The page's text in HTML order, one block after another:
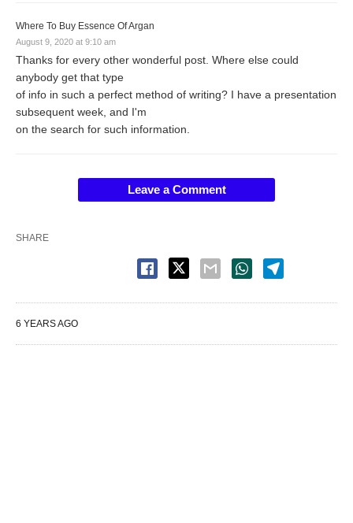
Where To Buy Essence Of Argan
August 9, 2020 at 9:10 am
Thanks for every other wonderful post. Where else could
anybody get that type
of info in such a perfect method of writing? I have a presentation
subsequent week, and I'm
on the search for such information.
Leave a Comment
SHARE
6 YEARS AGO